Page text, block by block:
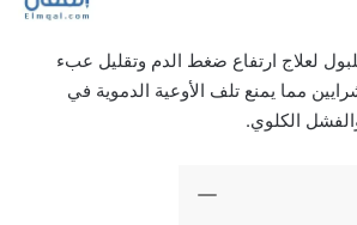
لعلاج ارتفاع ضغط الدم وتقليل عبء
مما يمنع تلف الأوعية الدموية في
الكلوي.